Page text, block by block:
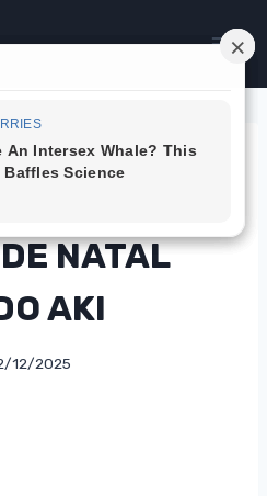
SUA
NATAL
AKI
12/2025